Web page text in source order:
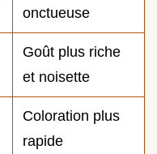
onctueuse
Goût plus riche
et noisette
Coloration plus
rapide